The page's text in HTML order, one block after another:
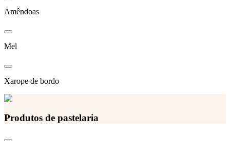
Amêndoas
Mel
Xarope de bordo
Produtos de pastelaria